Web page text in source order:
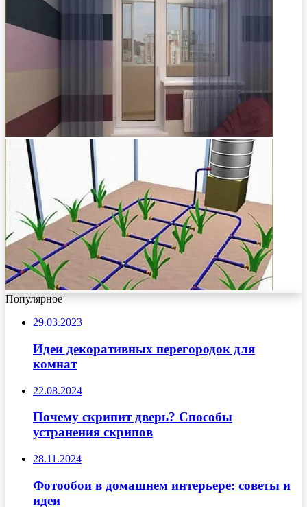
Популярное
29.03.2023
Идеи декоративных перегородок для
комнат
22.08.2024
Почему скрипит дверь? Способы
устранения скрипов
28.11.2024
Фотообои в домашнем интерьере: советы и
идеи